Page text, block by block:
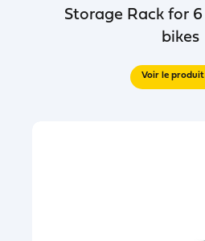
Storage Rack for
bikes
Voir le produit